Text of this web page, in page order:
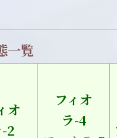
一覧
オ
2
フィオ
ラ-4